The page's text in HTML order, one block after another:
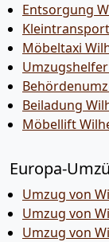
Entsorgung
Möbeltaxi
Beiladung
Möbellift
Europa-
Umzug von
Umzug von
Umzug von